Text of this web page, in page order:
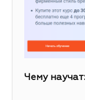
Чему научат: